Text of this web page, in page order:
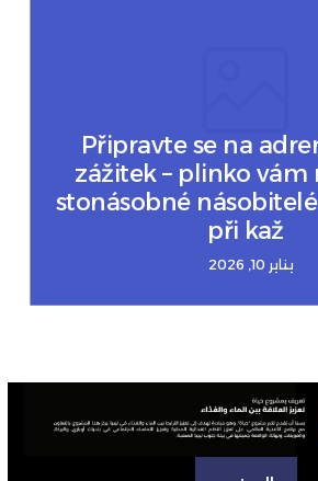
Připravte se na
zážitek – plinko vám
stonásobné
při kaž
يناير 10, 2026